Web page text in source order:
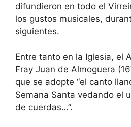
difundieron en todo el
los gustos musicales,
siguientes.
Entre tanto en la Iglesia, el
Fray Juan de Almoguera
que se adopte “el canto
Semana Santa vedando el
de cuerdas…”.